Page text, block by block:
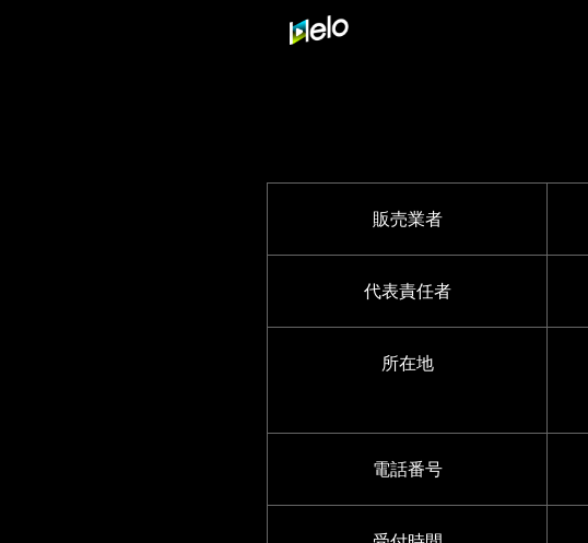
販売業者
代表責任者
所在地
電話番号